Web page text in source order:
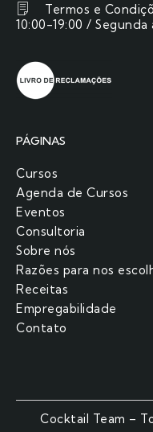
Termos e
10:00-19:00 / Segunda
PÁGINAS
Cursos
Agenda de Cursos
Eventos
Consultoria
Sobre nós
Razões para nos
Receitas
Empregabilidade
Contato
Cocktail Team –